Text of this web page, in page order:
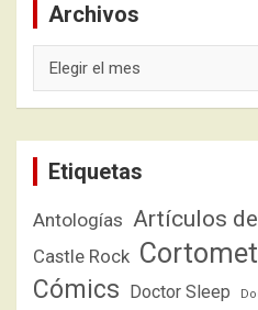
Archivos
Etiquetas
Antologías Artículos
Castle Rock
Cómics Doctor Sleep